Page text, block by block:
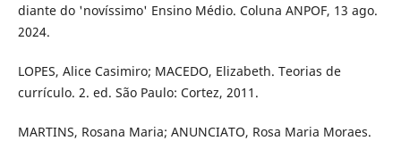
diante do 'novíssimo' Ensino Médio. Coluna ANPOF, 13 ago.
2024.
LOPES, Alice Casimiro; MACEDO, Elizabeth. Teorias de
currículo. 2. ed. São Paulo: Cortez, 2011.
MARTINS, Rosana Maria; ANUNCIATO, Rosa Maria Moraes.